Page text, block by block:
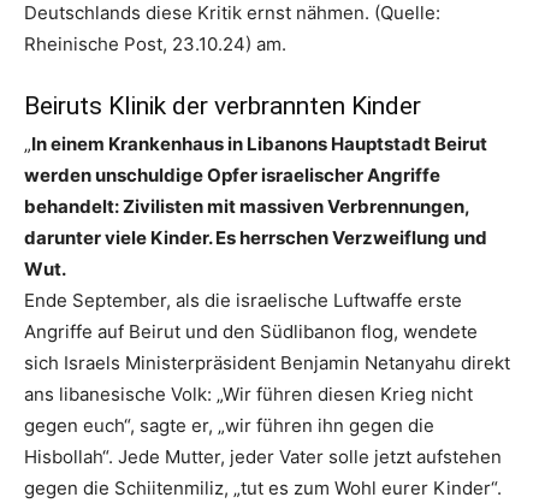
Deutschlands diese Kritik ernst nähmen. (Quelle:
Rheinische Post, 23.10.24) am.
Beiruts Klinik der verbrannten Kinder
„In einem Krankenhaus in Libanons Hauptstadt Beirut
werden unschuldige Opfer israelischer Angriffe
behandelt: Zivilisten mit massiven Verbrennungen,
darunter viele Kinder. Es herrschen Verzweiflung und
Wut.
Ende September, als die israelische Luftwaffe erste
Angriffe auf Beirut und den Südlibanon flog, wendete
sich Israels Ministerpräsident Benjamin Netanyahu direkt
ans libanesische Volk: „Wir führen diesen Krieg nicht
gegen euch“, sagte er, „wir führen ihn gegen die
Hisbollah“. Jede Mutter, jeder Vater solle jetzt aufstehen
gegen die Schiitenmiliz, „tut es zum Wohl eurer Kinder“.